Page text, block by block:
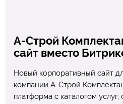
А-Строй
сайт вместо
Новый корпоративный сайт
компании А-Строй
платформа с каталогом